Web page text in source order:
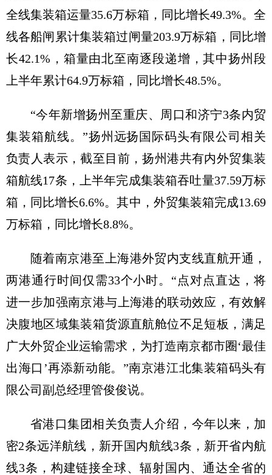
全线集装箱运量35.6万标箱，同比增长49.3%。全
线各船闸累计集装箱过闸量203.9万标箱，同比增
长42.1%，箱量由北至南逐段递增，其中扬州段
上半年累计64.9万标箱，同比增长48.5%。
“今年新增扬州至重庆、周口和济宁3条内贸
集装箱航线。”扬州远扬国际码头有限公司相关
负责人表示，截至目前，扬州港共有内外贸集装
箱航线17条，上半年完成集装箱吞吐量37.59万标
箱，同比增长6.6%。其中，外贸集装箱完成13.69
万标箱，同比增长8.8%。
随着南京港至上海港外贸内支线直航开通，
两港通行时间仅需33个小时。“点对点直达，将
进一步加强南京港与上海港的联动效应，有效解
决腹地区域集装箱货源直航舱位不足短板，满足
广大外贸企业运输需求，为打造南京都市圈‘最佳
出海口’再添新动能。”南京港江北集装箱码头有
限公司副总经理管俊俊说。
省港口集团相关负责人介绍，今年以来，加
密2条远洋航线，新开国内航线3条，新开省内航
线3条，构建链接全球、辐射国内、通达全省的